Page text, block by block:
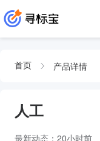
首页 产品详情
人工
最新动态： 20小时前